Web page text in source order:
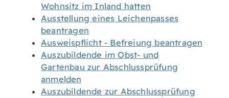
Wohnsitz im Inland hatten
Ausstellung eines Leichenpasses
beantragen
Ausweispflicht - Befreiung beantragen
Auszubildende im Obst- und
Gartenbau zur Abschlussprüfung
anmelden
Auszubildende zur Abschlussprüfung